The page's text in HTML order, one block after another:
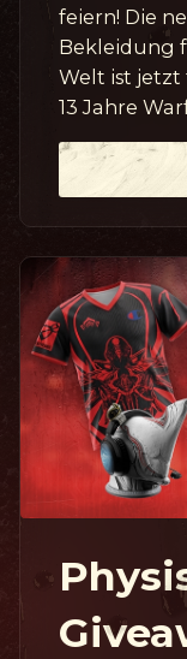
feiern! Die
Bekleidung
Welt ist
13 Jahre